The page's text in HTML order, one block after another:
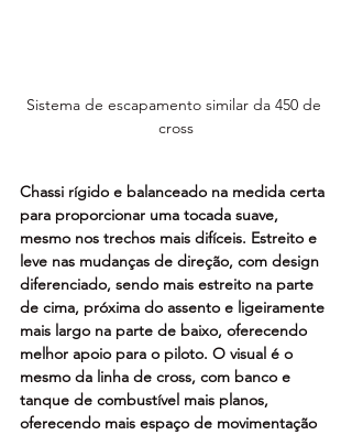
Sistema de escapamento similar da 450 de
cross
Chassi rígido e balanceado na medida certa
para proporcionar uma tocada suave,
mesmo nos trechos mais difíceis. Estreito e
leve nas mudanças de direção, com design
diferenciado, sendo mais estreito na parte
de cima, próxima do assento e ligeiramente
mais largo na parte de baixo, oferecendo
melhor apoio para o piloto. O visual é o
mesmo da linha de cross, com banco e
tanque de combustível mais planos,
oferecendo mais espaço de movimentação